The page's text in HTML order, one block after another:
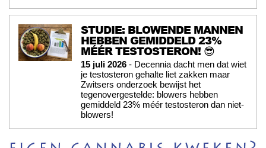
STUDIE: BLOWENDE MANNEN
HEBBEN GEMIDDELD 23%
MÉÉR TESTOSTERON! 😎
15 juli 2026 - Decennia dacht men dat wiet
je testosteron gehalte liet zakken maar
Zwitsers onderzoek bewijst het
tegenovergestelde: blowers hebben
gemiddeld 23% méér testosteron dan niet-
blowers!